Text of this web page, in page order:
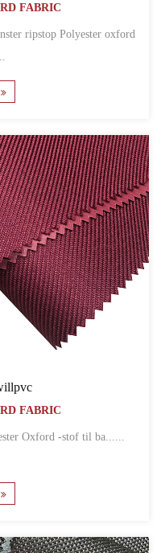
FABRIC
FABRIC
Oxford -stof til ba......